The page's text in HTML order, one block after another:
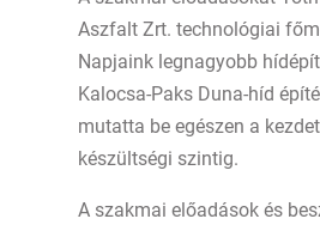
Aszfalt Zrt. technológiai
Napjaink legnagyobb
Kalocsa-Paks Duna-híd
mutatta be egészen a
készültségi szintig.
A szakmai előadások és